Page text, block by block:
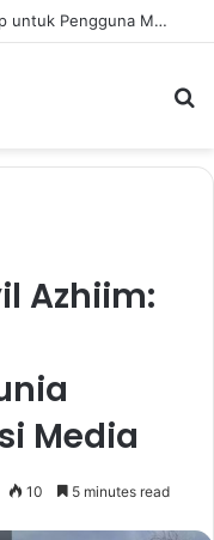
Dutamovie21 Pro: Panduan Lengkap untuk Pengguna Modern
Azhiim:
Media
10 5 minutes read